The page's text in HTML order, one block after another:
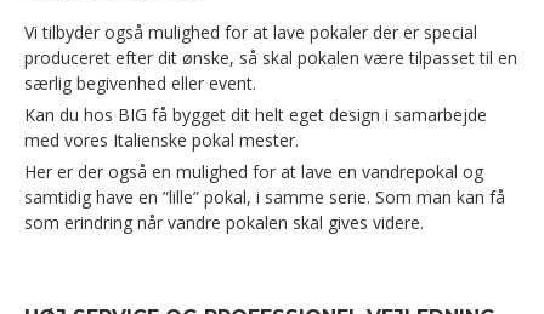
Vi tilbyder også mulighed for at lave pokaler der er special
produceret efter dit ønske, så skal pokalen være tilpasset til en
særlig begivenhed eller event.
Kan du hos BIG få bygget dit helt eget design i samarbejde
med vores Italienske pokal mester.
Her er der også en mulighed for at lave en vandrepokal og
samtidig have en ”lille” pokal, i samme serie. Som man kan få
som erindring når vandre pokalen skal gives videre.